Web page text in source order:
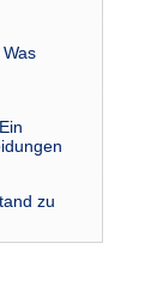
zu